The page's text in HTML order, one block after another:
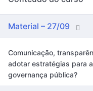
Material – 27/09
Comunicação,
adotar estratégias para
governança pública?